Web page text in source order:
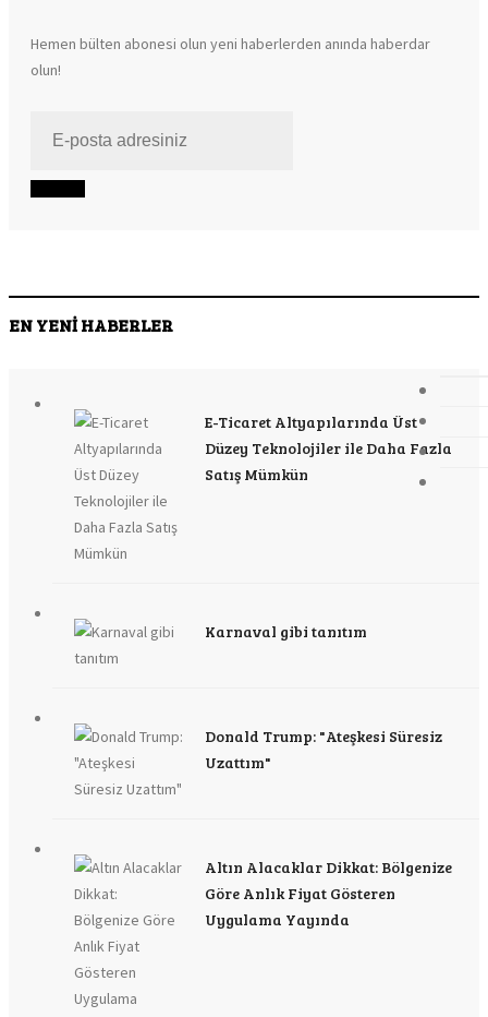
Hemen bülten abonesi olun yeni haberlerden anında haberdar
olun!
EN YENİ HABERLER
E-Ticaret Altyapılarında Üst
Düzey Teknolojiler ile Daha Fazla
Satış Mümkün
Karnaval gibi tanıtım
Donald Trump: "Ateşkesi Süresiz
Uzattım"
Altın Alacaklar Dikkat: Bölgenize
Göre Anlık Fiyat Gösteren
Uygulama Yayında